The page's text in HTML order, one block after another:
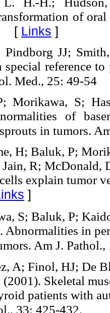
of
Links ]
JJ;
reference to
Med., 25: 49-54
Morikawa, S;
of
in tumors.
H; Baluk, P;
Jain, R; McDonald,
explain tumor
]
S; Baluk, P;
Abnormalities in
Am J.
A; Finol, HJ; De
(2001). Skeletal
patients with
33: 425-432.